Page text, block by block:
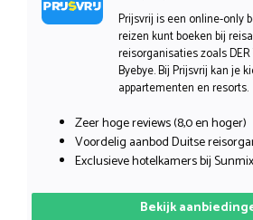
Prijsvrij is een online-only
reizen kunt boeken bij
reisorganisaties zoals
Byebye. Bij Prijsvrij kan je
appartementen en resorts.
Zeer hoge reviews (8,0 en hoger)
Voordelig aanbod Duitse
Exclusieve hotelkamers bij Sunmix
Bekijk